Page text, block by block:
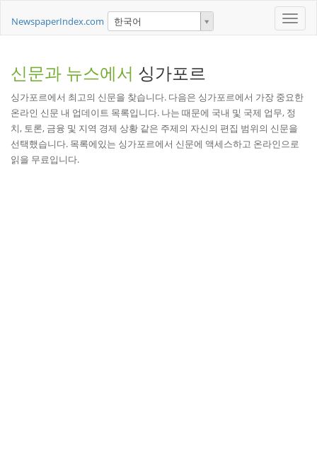
Toggle
NewspaperIndex.com 한국어
신문과 뉴스에서 싱가포르
싱가포르에서 최고의 신문을 찾습니다. 다음은 싱가포르에서 가장 중요한
온라인 신문 내 업데이트 목록입니다. 나는 때문에 국내 및 국제 업무, 정
치, 토론, 금융 및 지역 경제 상황 같은 주제의 자신의 편집 범위의 신문을
선택했습니다. 목록에있는 싱가포르에서 신문에 액세스하고 온라인으로
읽을 무료입니다.